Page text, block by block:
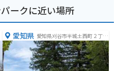
ークに近い場所
愛知県 愛知県刈谷市半城土西町２丁目
４